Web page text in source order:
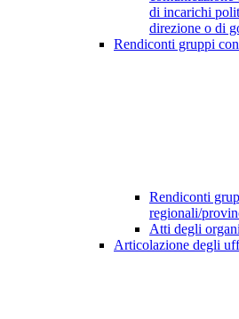
di incarichi
direzione o di
Rendiconti gruppi
Rendiconti
regionali/
Atti degli
Articolazione degli